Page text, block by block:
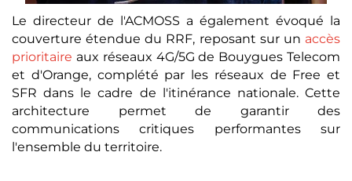
Le directeur de l'ACMOSS a également évoqué la
couverture étendue du RRF, reposant sur un accès
prioritaire aux réseaux 4G/5G de Bouygues Telecom
et d'Orange, complété par les réseaux de Free et
SFR dans le cadre de l'itinérance nationale. Cette
architecture permet de garantir des
communications critiques performantes sur
l'ensemble du territoire.